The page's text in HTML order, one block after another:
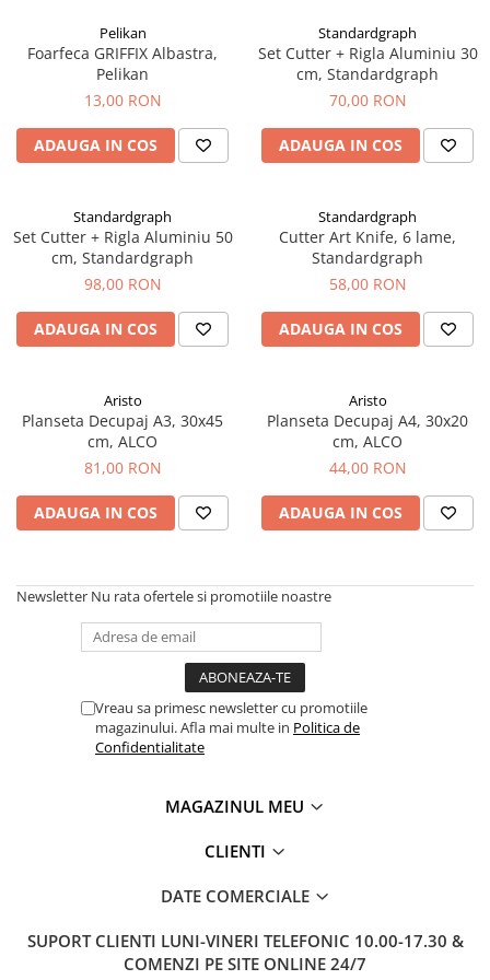
Montblanc
Montegrappa
Monteverde USA
Namiki
Pelikan
Penac
Custom 743
Hammered Sterling Silver
Porsche Design
Princ Leather
Rhodia
Rotring
Scrikss
Standardgraph
Schneider
Creioane Grafit
Ultima ocazie
Etuiuri
Seturi Hexo
Seturi Essentio
Seturi Grip 2010 & 2011
Seturi Poly
Seturi Pelikan
Seturi Pelikan Classic
Seturi Pelikan Jazz
Seturi Lamy
Seturi Sailor
Seturi Pro Gear Sailor
Seturi Leman
Seturi Ecridor
Seturi Cross
Seturi Cross Bailey Light
Seturi Cross ATX
Seturi Cross Calais
Seturi Sheaffer 100
Seturi Taramis
Seturi Waterman
Seturi Platinum
Accesorii pentru Artisti
Creioane Tehnice
Ascutitori
Radiere Arta si Grafica
Hartie Creativ
Rezerva Radiera Creion Mecanic
Pelikan
Foarfeca GRIFFIX Albastra,
Pelikan
13,00 RON
ADAUGA IN COS
Standardgraph
Set Cutter + Rigla Aluminiu 30
cm, Standardgraph
70,00 RON
ADAUGA IN COS
Standardgraph
Set Cutter + Rigla Aluminiu 50
cm, Standardgraph
98,00 RON
ADAUGA IN COS
Standardgraph
Cutter Art Knife, 6 lame,
Standardgraph
58,00 RON
ADAUGA IN COS
Aristo
Planseta Decupaj A3, 30x45
cm, ALCO
81,00 RON
ADAUGA IN COS
Aristo
Planseta Decupaj A4, 30x20
cm, ALCO
44,00 RON
ADAUGA IN COS
Newsletter Nu rata ofertele si promotiile noastre
Vreau sa primesc newsletter cu promotiile
magazinului. Afla mai multe in Politica de
Confidentialitate
MAGAZINUL MEU
CLIENTI
DATE COMERCIALE
SUPORT CLIENTI LUNI-VINERI TELEFONIC 10.00-17.30 &
COMENZI PE SITE ONLINE 24/7